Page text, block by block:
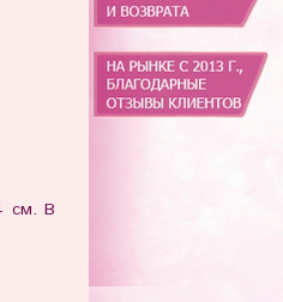
см. В